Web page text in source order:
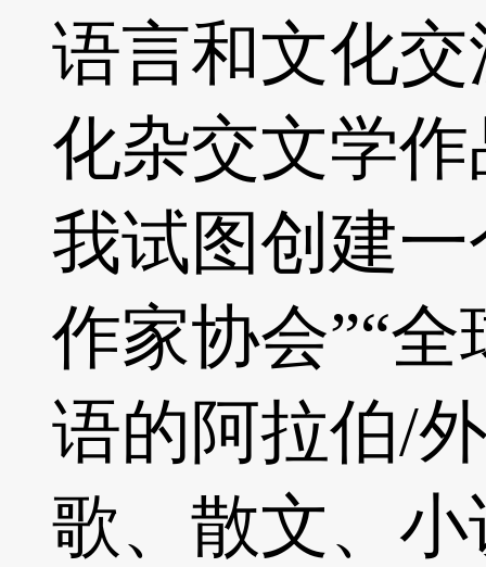
语言和文化
化杂交文学
我试图创建
作家协会”“
语的阿拉伯/
歌、散文、